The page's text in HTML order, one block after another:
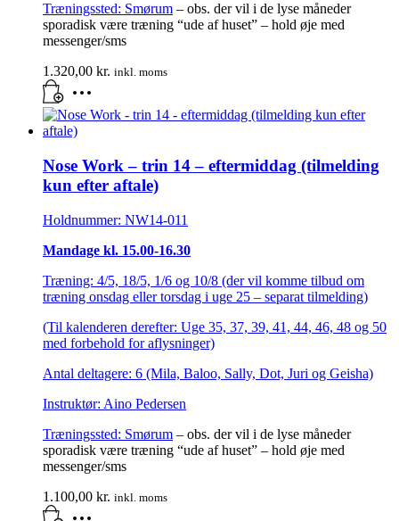
Træningssted: Smørum – obs. der vil i de lyse måneder
sporadisk være træning “ude af huset” – hold øje med
messenger/sms
1.320,00 kr. inkl. moms
Nose Work – trin 14 – eftermiddag (tilmelding
kun efter aftale)
Holdnummer: NW14-011
Mandage kl. 15.00-16.30
Træning: 4/5, 18/5, 1/6 og 10/8 (der vil komme tilbud om
træning onsdag eller torsdag i uge 25 – separat tilmelding)
(Til kalenderen derefter: Uge 35, 37, 39, 41, 44, 46, 48 og 50
med forbehold for aflysninger)
Antal deltagere: 6 (Mila, Baloo, Sally, Dot, Juri og Geisha)
Instruktør: Aino Pedersen
Træningssted: Smørum – obs. der vil i de lyse måneder
sporadisk være træning “ude af huset” – hold øje med
messenger/sms
1.100,00 kr. inkl. moms